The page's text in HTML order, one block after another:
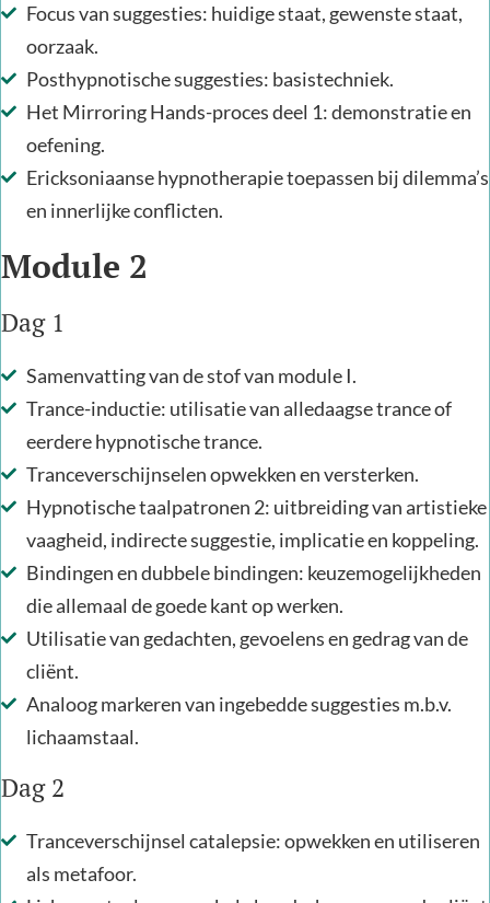
Focus van suggesties: huidige staat, gewenste staat,
oorzaak.
Posthypnotische suggesties: basistechniek.
Het Mirroring Hands-proces deel 1: demonstratie en
oefening.
Ericksoniaanse hypnotherapie toepassen bij dilemma’s
en innerlijke conflicten.
Module 2
Dag 1
Samenvatting van de stof van module I.
Trance-inductie: utilisatie van alledaagse trance of
eerdere hypnotische trance.
Tranceverschijnselen opwekken en versterken.
Hypnotische taalpatronen 2: uitbreiding van artistieke
vaagheid, indirecte suggestie, implicatie en koppeling.
Bindingen en dubbele bindingen: keuzemogelijkheden
die allemaal de goede kant op werken.
Utilisatie van gedachten, gevoelens en gedrag van de
cliënt.
Analoog markeren van ingebedde suggesties m.b.v.
lichaamstaal.
Dag 2
Tranceverschijnsel catalepsie: opwekken en utiliseren
als metafoor.